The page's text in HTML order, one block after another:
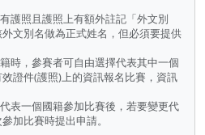
護照且護照上有額外註記「外文別
文別名做為正式姓名，但必須要提供
時，參賽者可自由選擇代表其中一個
證件(護照)上的資訊報名比賽，資訊
表一個國籍參加比賽後，若要變更代
加比賽時提出申請。